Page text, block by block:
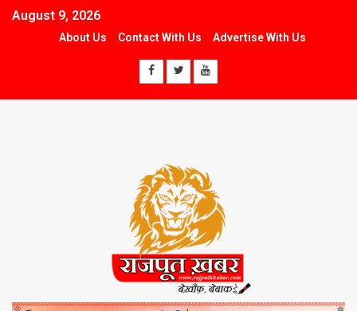
August 9, 2026
About Us Contact With Us Advertise With Us